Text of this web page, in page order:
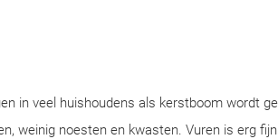
in veel huishoudens als kerstboom wordt
weinig noesten en kwasten. Vuren is erg